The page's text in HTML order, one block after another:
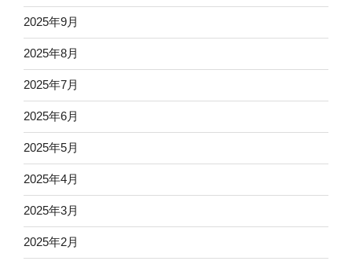
2025年9月
2025年8月
2025年7月
2025年6月
2025年5月
2025年4月
2025年3月
2025年2月